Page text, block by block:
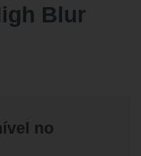
Blur
no